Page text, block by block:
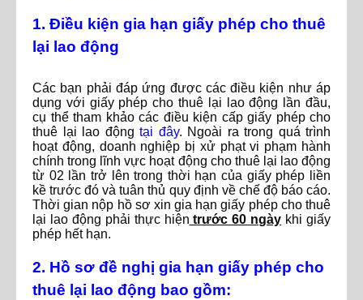
1. Điều kiện gia hạn giấy phép cho thuê
lại lao động
Các bạn phải đáp ứng được các điều kiện như áp
dụng với giấy phép cho thuê lại lao động lần đầu,
cụ thể tham khảo các điều kiện cấp giấy phép cho
thuê lại lao động tại đây. Ngoài ra trong quá trình
hoạt động, doanh nghiệp bị xử phạt vi phạm hành
chính trong lĩnh vực hoạt động cho thuê lại lao động
từ 02 lần trở lên trong thời hạn của giấy phép liền
kề trước đó và tuân thủ quy định về chế độ báo cáo.
Thời gian nộp hồ sơ xin gia hạn giấy phép cho thuê
lại lao động phải thực hiện trước 60 ngày khi giấy
phép hết hạn.
2. Hồ sơ đề nghị gia hạn giấy phép cho
thuê lại lao động bao gồm: